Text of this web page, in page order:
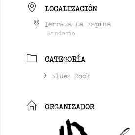
LOCALIZACIÓN
Terraza La Espina
Gandarío
CATEGORÍA
Blues Rock
ORGANIZADOR